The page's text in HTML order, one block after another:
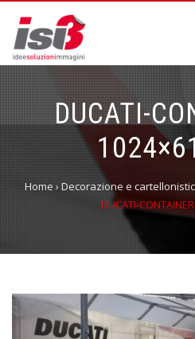
DUCATI-
Home› Decorazione e
DUCATI-